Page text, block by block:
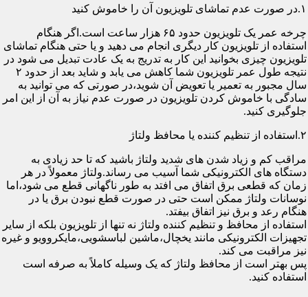
۱.در صورت عدم تماشای تلویزیون آن را خاموش کنید
چرخه عمر یک تلویزیون حدود ۶۵ هزار ساعت است.اگر هنگام
استفاده از تلویزیون کار دیگری انجام می دهید و یا حتی هنگام تماشای
تلویزیون چیزی بخوانید این کار به تدریج به یک عادت تبدیل می شود در
نتیجه طول عمر تلویزیون شما کاهش می یابد و شاید بعد از حدود ۲
سال مجبور به تعمیر یا تعویض آن شوید،در صورتی که می توانید به
سادگی با خاموش کردن تلویزیون در صورت عدم نیاز به آن از این امر
جلوگیری کنید.
۲.استفاده از تنظیم کننده یا محافظ ولتاژ
مراقب کم و زیاد شدن های شدید ولتاژ باشید که تا حد زیادی به
دستگاه های الکترونیکی شما آسیب می رساند.ولتاژ معمولاً در هر
زمان که قطعی برق اتفاق می افتد به طور ناگهانی قطع می شود،اما
نوسانات ولتاژ ممکن است حتی در صورت قطع نبودن برق یا در
هنگام رعد و برق نیز اتفاق بیفتد.
استفاده از محافظ و تنظیم کننده ولتاژ نه تنها از تلویزیون بلکه از سایر
تجهیزات الکترونیکی مانند یخچال،ماشین لباسشویی،مایکروویو و غیره
نیز مراقبت می کند.
پس بهتر است از محافظ ولتاژ که یک وسیله کاملاً به صرفه است
استفاده کنید.